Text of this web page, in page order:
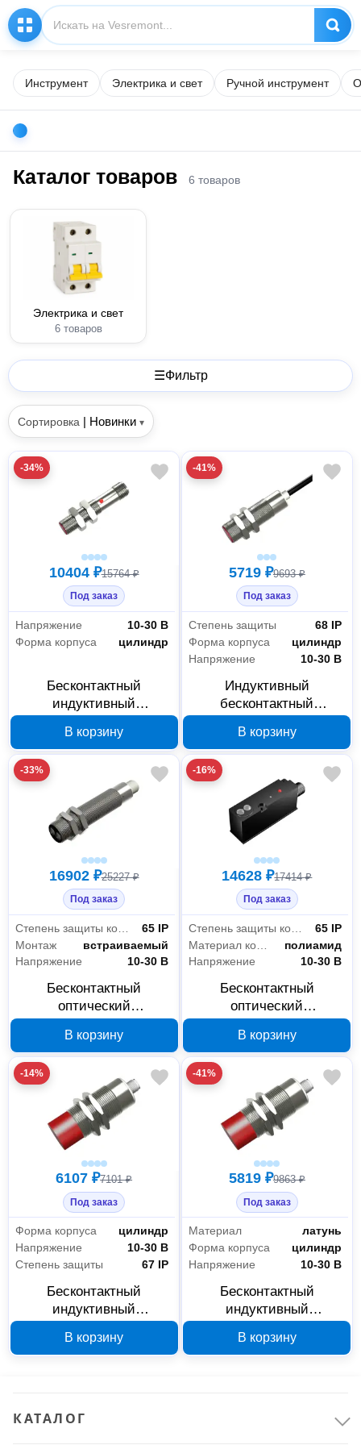
Инструмент Электрика и свет Ручной инструмент
Каталог товаров 6 товаров
Электрика и свет
6 товаров
☰Фильтр
Сортировка | Новинки ▾
-34%
10404 ₽15764 ₽
Под заказ
Напряжение
10-30 В
Форма корпуса
цилиндр
Бесконтактный
индуктивный
ИВ05-NC-NPN-P-ПГ-HT
27665 00-00018269
В корзину
-41%
5719 ₽9693 ₽
Под заказ
Степень защиты
68 IP
Форма корпуса
цилиндр
Напряжение
10-30 В
Индуктивный
бесконтактный
ИВ09-NC-PNP-ПГ-HT
Л63 00-00014794
В корзину
-33%
16902 ₽25227 ₽
Под заказ
65 IP
Монтаж
встраиваемый
Напряжение
10-30 В
Бесконтактный
оптический
O031-NO-PNP-P Л63 с
регулировкой 11632 00-
00002010
В корзину
-16%
14628 ₽17414 ₽
Под заказ
Степень защиты корпуса
65 IP
Материал корпуса
полиамид
Напряжение
10-30 В
Бесконтактный
оптический
O0132-NO/NC-PNP-P с
регулировкой 11668 00-
00002046
В корзину
-14%
6107 ₽7101 ₽
Под заказ
Форма корпуса
цилиндр
Напряжение
10-30 В
Степень защиты
67 IP
Бесконтактный
индуктивный
ИВ27-NO-PNP-P-
В корзину
-41%
5819 ₽9863 ₽
Под заказ
Материал
латунь
Форма корпуса
цилиндр
Напряжение
10-30 В
Бесконтактный
индуктивный
И27-NO-PNP-P Л63 00-
В корзину
КАТАЛОГ